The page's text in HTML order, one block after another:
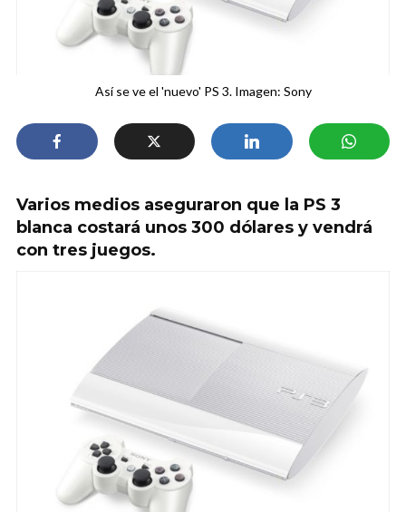
Así se ve el 'nuevo' PS 3. Imagen: Sony
Varios medios aseguraron que la PS 3
blanca costará unos 300 dólares y vendrá
con tres juegos.